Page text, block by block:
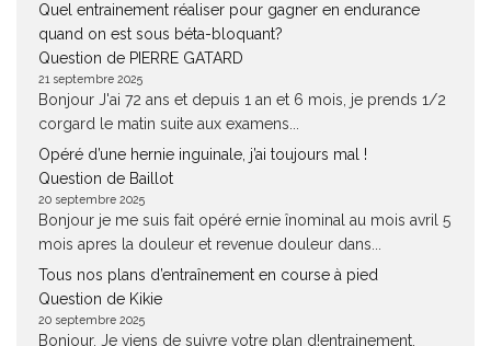
Quel entrainement réaliser pour gagner en endurance
quand on est sous béta-bloquant?
Question de PIERRE GATARD
21 septembre 2025
Bonjour J'ai 72 ans et depuis 1 an et 6 mois, je prends 1/2
corgard le matin suite aux examens...
Opéré d’une hernie inguinale, j’ai toujours mal !
Question de Baillot
20 septembre 2025
Bonjour je me suis fait opéré ernie înominal au mois avril 5
mois apres la douleur et revenue douleur dans...
Tous nos plans d’entraînement en course à pied
Question de Kikie
20 septembre 2025
Bonjour, Je viens de suivre votre plan d!entrainement,